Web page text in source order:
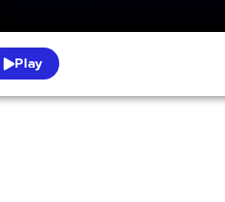
Play